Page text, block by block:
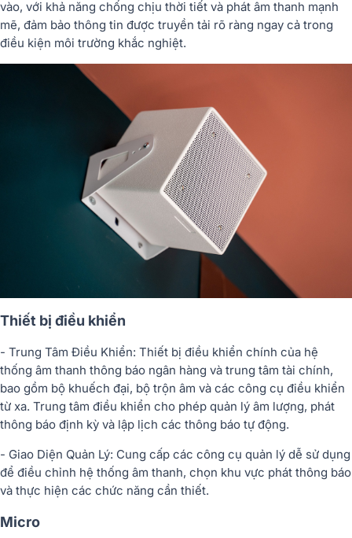
vào, với khả năng chống chịu thời tiết và phát âm thanh mạnh
mẽ, đảm bảo thông tin được truyền tải rõ ràng ngay cả trong
điều kiện môi trường khắc nghiệt.
Thiết bị điều khiển
- Trung Tâm Điều Khiển: Thiết bị điều khiển chính của hệ
thống âm thanh thông báo ngân hàng và trung tâm tài chính,
bao gồm bộ khuếch đại, bộ trộn âm và các công cụ điều khiển
từ xa. Trung tâm điều khiển cho phép quản lý âm lượng, phát
thông báo định kỳ và lập lịch các thông báo tự động.
- Giao Diện Quản Lý: Cung cấp các công cụ quản lý dễ sử dụng
để điều chỉnh hệ thống âm thanh, chọn khu vực phát thông báo
và thực hiện các chức năng cần thiết.
Micro